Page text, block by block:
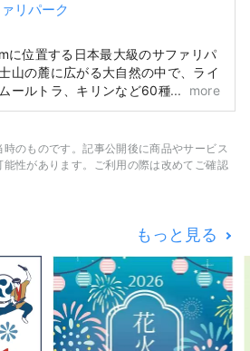
リパーク
に位置する日本最大級のサファリパ
山の麓に広がる大自然の中で、ライ
ールトラ、キリンなど60種・約
物たちがのびのび暮らしています。
れていて、自然豊かな環境の中で動
っくり観察したり、ふれあいを楽し
more
のものです。記事公開後に商品やサービス
性があります。ご利用の際は改めてご確認
もっと見る